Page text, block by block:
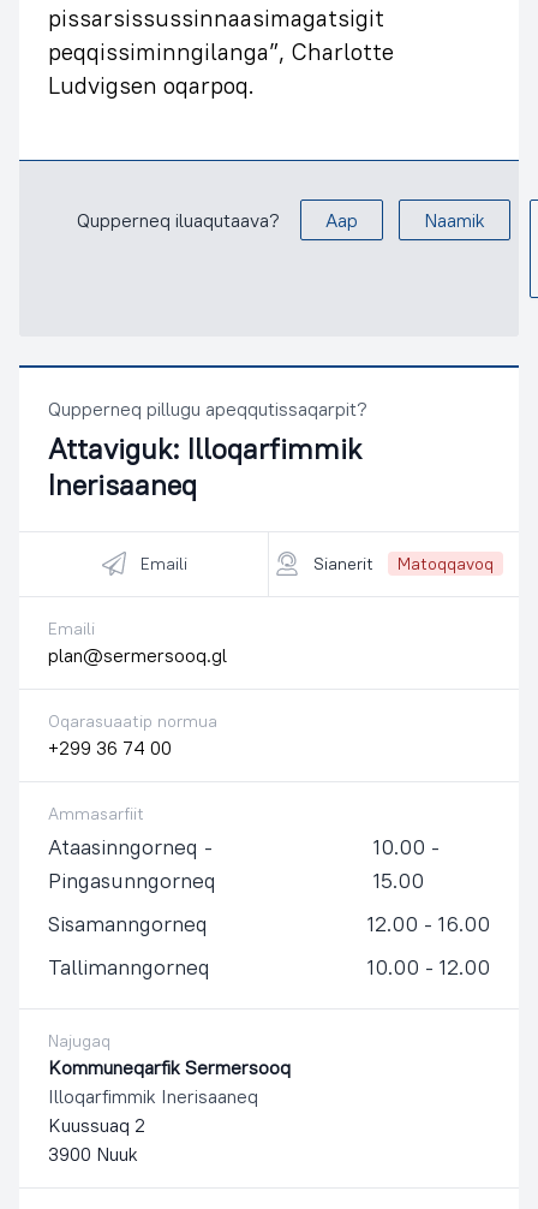
pissarsissussinnaasimagatsigit
peqqissiminngilanga”, Charlotte
Ludvigsen oqarpoq.
Qupperneq iluaqutaava? Aap Naamik
Qupperneq pillugu apeqqutissaqarpit?
Attaviguk: Illoqarfimmik
Inerisaaneq
Emaili Sianerit Matoqqavoq
Emaili
plan@sermersooq.gl
Oqarasuaatip normua
+299 36 74 00
Ammasarfiit
Ataasinngorneq -
Pingasunngorneq
10.00 -
15.00
Sisamanngorneq
12.00 - 16.00
Tallimanngorneq
10.00 - 12.00
Najugaq
Kommuneqarfik Sermersooq
Illoqarfimmik Inerisaaneq
Kuussuaq 2
3900 Nuuk